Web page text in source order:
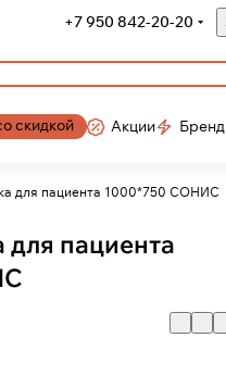
+7 950 842-20-20
скидкой Акции
для пациента 1000*750 СОНИС
пациента